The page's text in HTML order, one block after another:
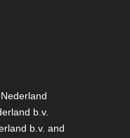
b.v.
b.v. and